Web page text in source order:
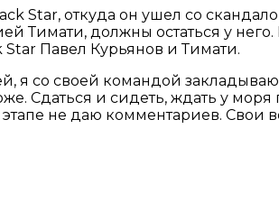
Star, откуда он ушел со
Тимати, должны остаться у него.
Павел Курьянов и Тимати.
я со своей командой
Сдаться и сидеть, ждать у
не даю комментариев. Свои